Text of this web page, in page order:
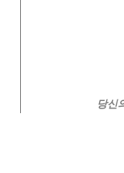
당신